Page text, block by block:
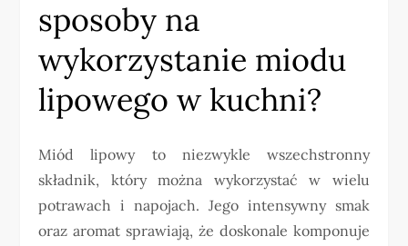
sposoby na
wykorzystanie miodu
lipowego w kuchni?
Miód lipowy to niezwykle wszechstronny
składnik, który można wykorzystać w wielu
potrawach i napojach. Jego intensywny smak
oraz aromat sprawiają, że doskonale komponuje